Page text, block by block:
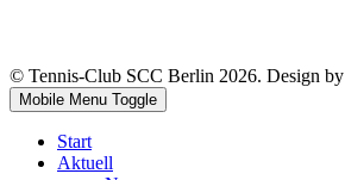
© Tennis-Club SCC Berlin 2026. Design by
Mobile Menu Toggle
Start
Aktuell